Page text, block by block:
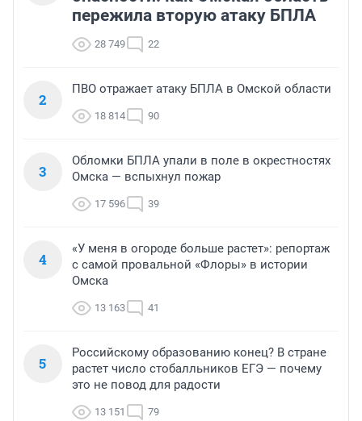
пережила вторую атаку БПЛА
28 749 22
2
ПВО отражает атаку БПЛА в Омской области
18 814 90
3
Обломки БПЛА упали в поле в окрестностях
Омска — вспыхнул пожар
17 596 39
4
«У меня в огороде больше растет»: репортаж
с самой провальной «Флоры» в истории
Омска
13 163 41
5
Российскому образованию конец? В стране
растет число стобалльников ЕГЭ — почему
это не повод для радости
13 151 79